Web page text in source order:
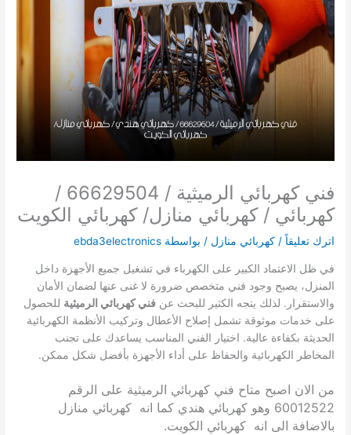
فني كهربائي الرميثية / 66629504 /
كهربائي / كهربائي منازل/ كهربائي الكويت
اترك تعليقاً /كهربائي منازل / بواسطة ebda3electronics
في ظل الاعتماد الكبير على الكهرباء في تشغيل جميع الأجهزة داخل
المنزل، يصبح وجود فني متخصص ضرورة لا غنى عنها لضمان الأمان
والاستقرار. لذلك يتجه الكثير للبحث عنفني كهربائي الرميثية للحصول
على خدمات موثوقة تشمل إصلاح الأعطال وتركيب الأنظمة الكهربائية
الحديثة بكفاءة عالية. اختيار الفني المناسب يساعدك على تجنب
المخاطر الكهربائية والحفاظ على أداء الأجهزة بأفضل شكل ممكن.
من الان اصبح متاح فني كهربائي الرميثية على الرقم
60012522 وهو كهربائي هندي كما انه كهربائي منازل
بالاضافة الى انه كهربائي الكويت.